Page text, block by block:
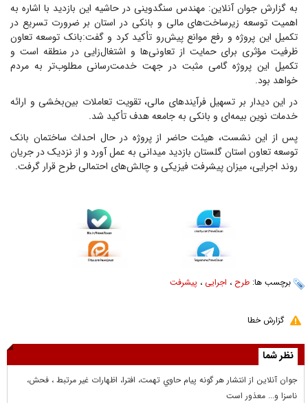
به گزارش جوان آنلاین: مهندس سنگدوینی در حاشیه این بازدید با اشاره به
اهمیت توسعه زیرساخت‌های مالی و بانکی در استان بر ضرورت تسریع در
تکمیل این پروژه و رفع موانع پیش‌رو تأکید کرد و گفت:بانک توسعه تعاون
ظرفیت مؤثری برای حمایت از تعاونی‌ها و اشتغال‌زایی در منطقه است و
تکمیل این پروژه گامی مثبت در جهت خدمت‌رسانی مطلوب‌تر به مردم
خواهد بود.
در این دیدار بر تسهیل فرآیندهای مالی، تقویت تعاملات بین‌بخشی و ارائه
خدمات نوین بیمه‌ای و بانکی به جامعه هدف تأکید شد.
پس از این نشست، هیئت حاضر از پروژه در حال احداث ساختمان بانک
توسعه تعاون استان گلستان بازدید میدانی به عمل آورد و از نزدیک در جریان
روند اجرایی، میزان پیشرفت فیزیکی و چالش‌های احتمالی طرح قرار گرفت.
برچسب ها: طرح ، اجرایی ، پیشرفت
گزارش خطا
نظر شما
جوان آنلاين از انتشار هر گونه پيام حاوي تهمت، افترا، اظهارات غير مرتبط ، فحش،
ناسزا و... معذور است